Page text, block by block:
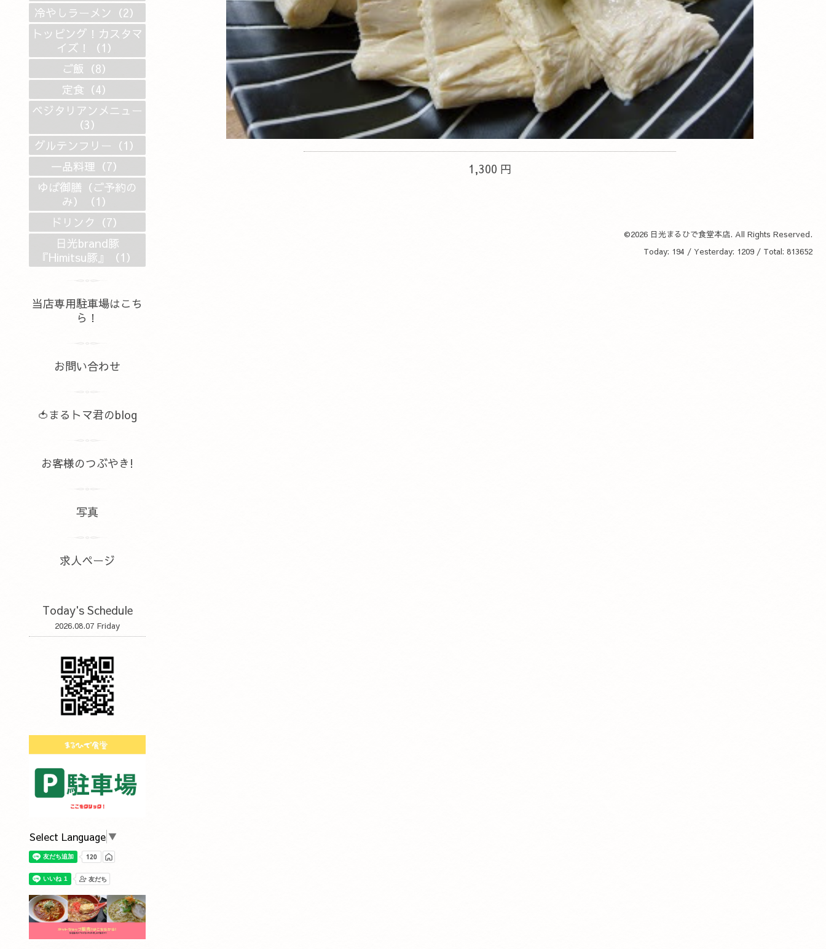
1,300 円
©2026 日光まるひで食堂本店. All Rights Reserved.
Today: 194 / Yesterday: 1209 / Total: 813652
冷やしラーメン（2）
トッピング！カスタマ
イズ！（1）
ご飯（8）
定食（4）
ベジタリアンメニュー
（3）
グルテンフリー（1）
一品料理（7）
ゆば御膳（ご予約の
み）（1）
ドリンク（7）
日光brand豚
『Himitsu豚』（1）
当店専用駐車場はこち
ら！
お問い合わせ
🍅まるトマ君のblog
お客様のつぶやき!
写真
求人ページ
Today's Schedule
2026.08.07 Friday
Select Language ▼